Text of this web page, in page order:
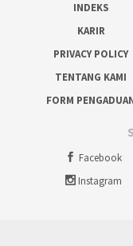
INDEKS
KARIR
PRIVACY POLICY
TENTANG KAMI
FORM
Facebook
Instagram